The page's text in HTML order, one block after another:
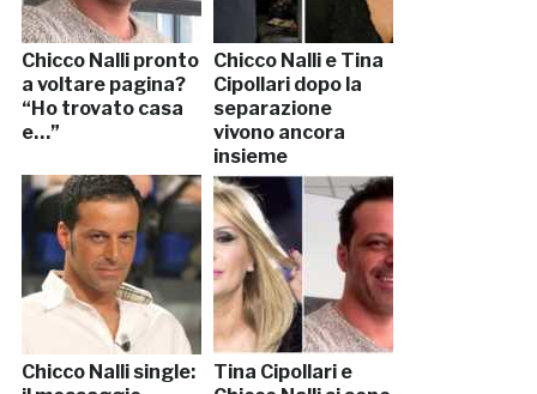
Chicco Nalli pronto
a voltare pagina?
“Ho trovato casa
e…”
Chicco Nalli e Tina
Cipollari dopo la
separazione
vivono ancora
insieme
Chicco Nalli single:
Tina Cipollari e